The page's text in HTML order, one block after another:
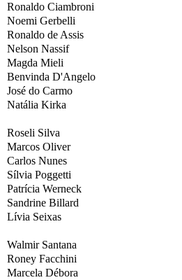
Ronaldo Ciambroni
Noemi Gerbelli
Ronaldo de Assis
Nelson Nassif
Magda Mieli
Benvinda D'Angelo
José do Carmo
Natália Kirka
Roseli Silva
Marcos Oliver
Carlos Nunes
Sílvia Poggetti
Patrícia Werneck
Sandrine Billard
Lívia Seixas
Walmir Santana
Roney Facchini
Marcela Débora